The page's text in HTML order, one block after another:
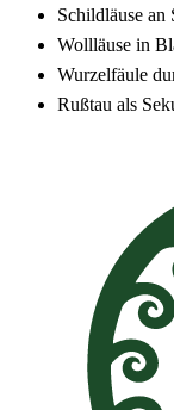
Schildläuse an
Wollläuse in
Wurzelfäule
Rußtau als